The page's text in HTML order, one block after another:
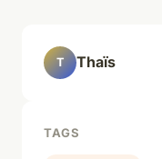
T Thaïs
TAGS